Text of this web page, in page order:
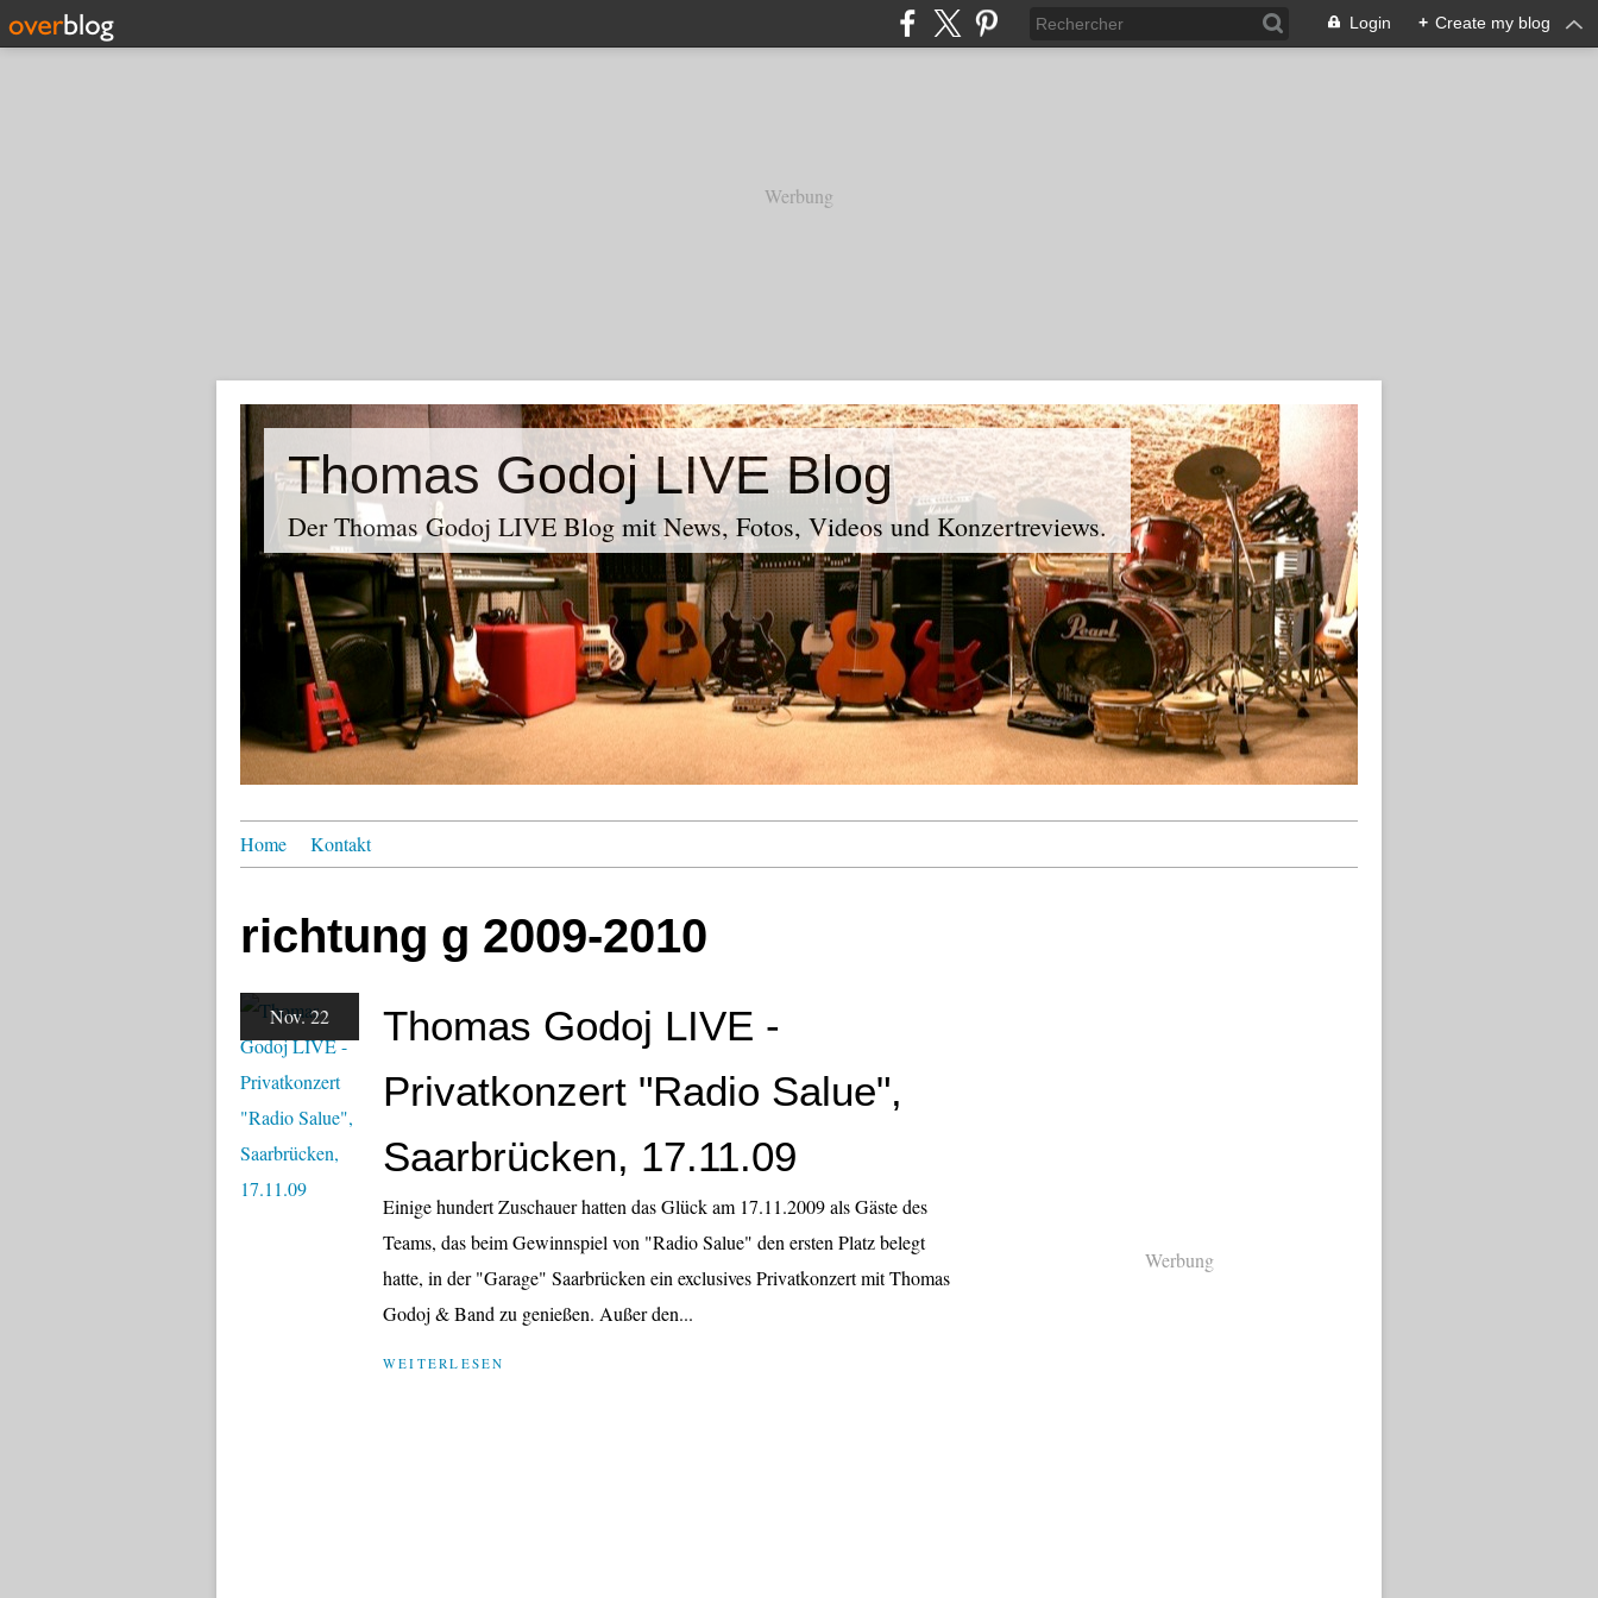
Login + Create my blog
Werbung
Thomas Godoj LIVE Blog
Der Thomas Godoj LIVE Blog mit News, Fotos, Videos und Konzertreviews.
Home Kontakt
richtung g 2009-2010
Nov. 22
Thomas Godoj LIVE -
Privatkonzert "Radio Salue",
Saarbrücken, 17.11.09
Einige hundert Zuschauer hatten das Glück am 17.11.2009 als Gäste des
Teams, das beim Gewinnspiel von "Radio Salue" den ersten Platz belegt
hatte, in der "Garage" Saarbrücken ein exclusives Privatkonzert mit Thomas
Godoj & Band zu genießen. Außer den...
WEITERLESEN
Werbung